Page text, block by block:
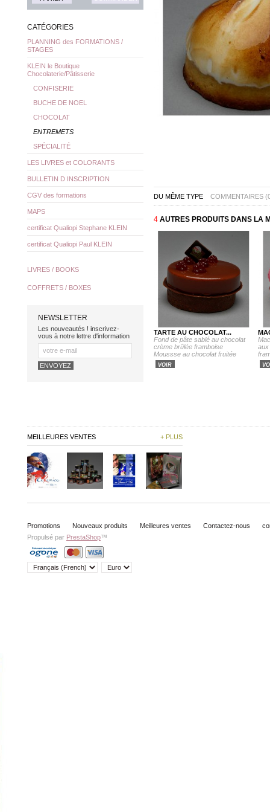
DU MÊME TYPE COMMENTAIRES
4 AUTRES PRODUITS DANS LA
TARTE AU CHOCOLAT...
Fond de pâte sablé au chocolat
crème brûlée framboise
Moussse au chocolat fruitée
VOIR
aux
CATÉGORIES
PLANNING des FORMATIONS /
STAGES
KLEIN le Boutique
Chocolaterie/Pâtisserie
CONFISERIE
BUCHE DE NOEL
CHOCOLAT
ENTREMETS
SPÉCIALITÉ
LES LIVRES et COLORANTS
BULLETIN D INSCRIPTION
CGV des formations
MAPS
certificat Qualiopi Stephane KLEIN
certificat Qualiopi Paul KLEIN
LIVRES / BOOKS
COFFRETS / BOXES
NEWSLETTER
Les nouveautés ! inscrivez-
vous à notre lettre d'information
MEILLEURES VENTES + PLUS
Promotions Nouveaux produits Meilleures ventes Contactez-nous
Propulsé par PrestaShop™